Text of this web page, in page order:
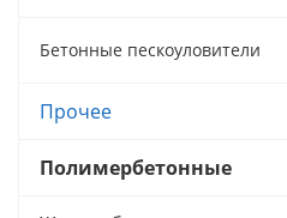
Бетонные пескоуловители
Прочее
Полимербетонные